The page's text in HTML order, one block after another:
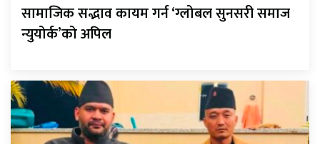
सामाजिक सद्भाव कायम गर्न ‘ग्लोबल सुनसरी समाज
न्युयोर्क’को अपिल